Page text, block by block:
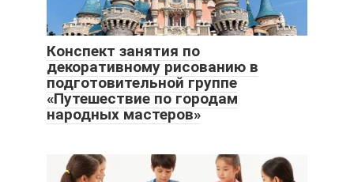
Конспект занятия по
декоративному рисованию в
подготовительной группе
«Путешествие по городам
народных мастеров»